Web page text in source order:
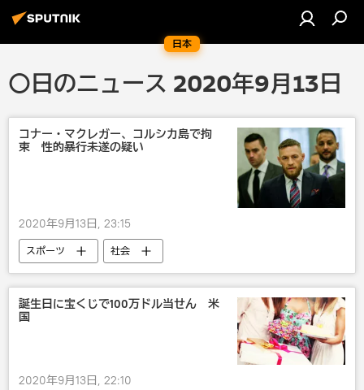
日本
〇日のニュース 2020年9月13日
コナー・マクレガー、コルシカ島で拘
束 性的暴行未遂の疑い
2020年9月13日, 23:15
スポーツ 社会
誕生日に宝くじで100万ドル当せん 米
国
2020年9月13日, 22:10